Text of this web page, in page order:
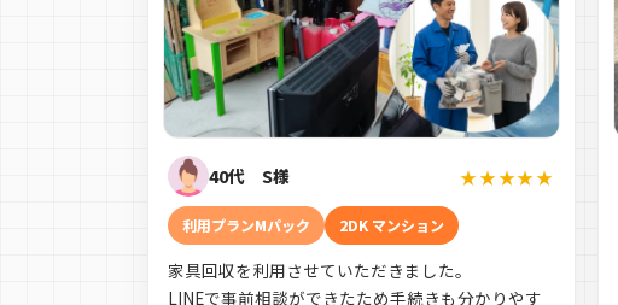
40代 S様 ★★★★★
利用プランMパック 2DK マンション
家具回収を利用させていただきました。
LINEで事前相談ができたため手続きも分かりやす